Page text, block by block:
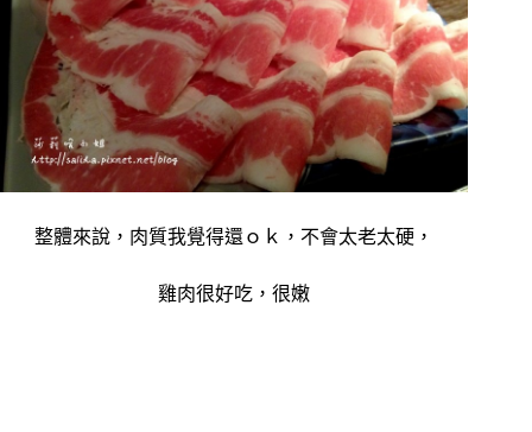
整體來說，肉質我覺得還ｏｋ，不會太老太硬，
雞肉很好吃，很嫩